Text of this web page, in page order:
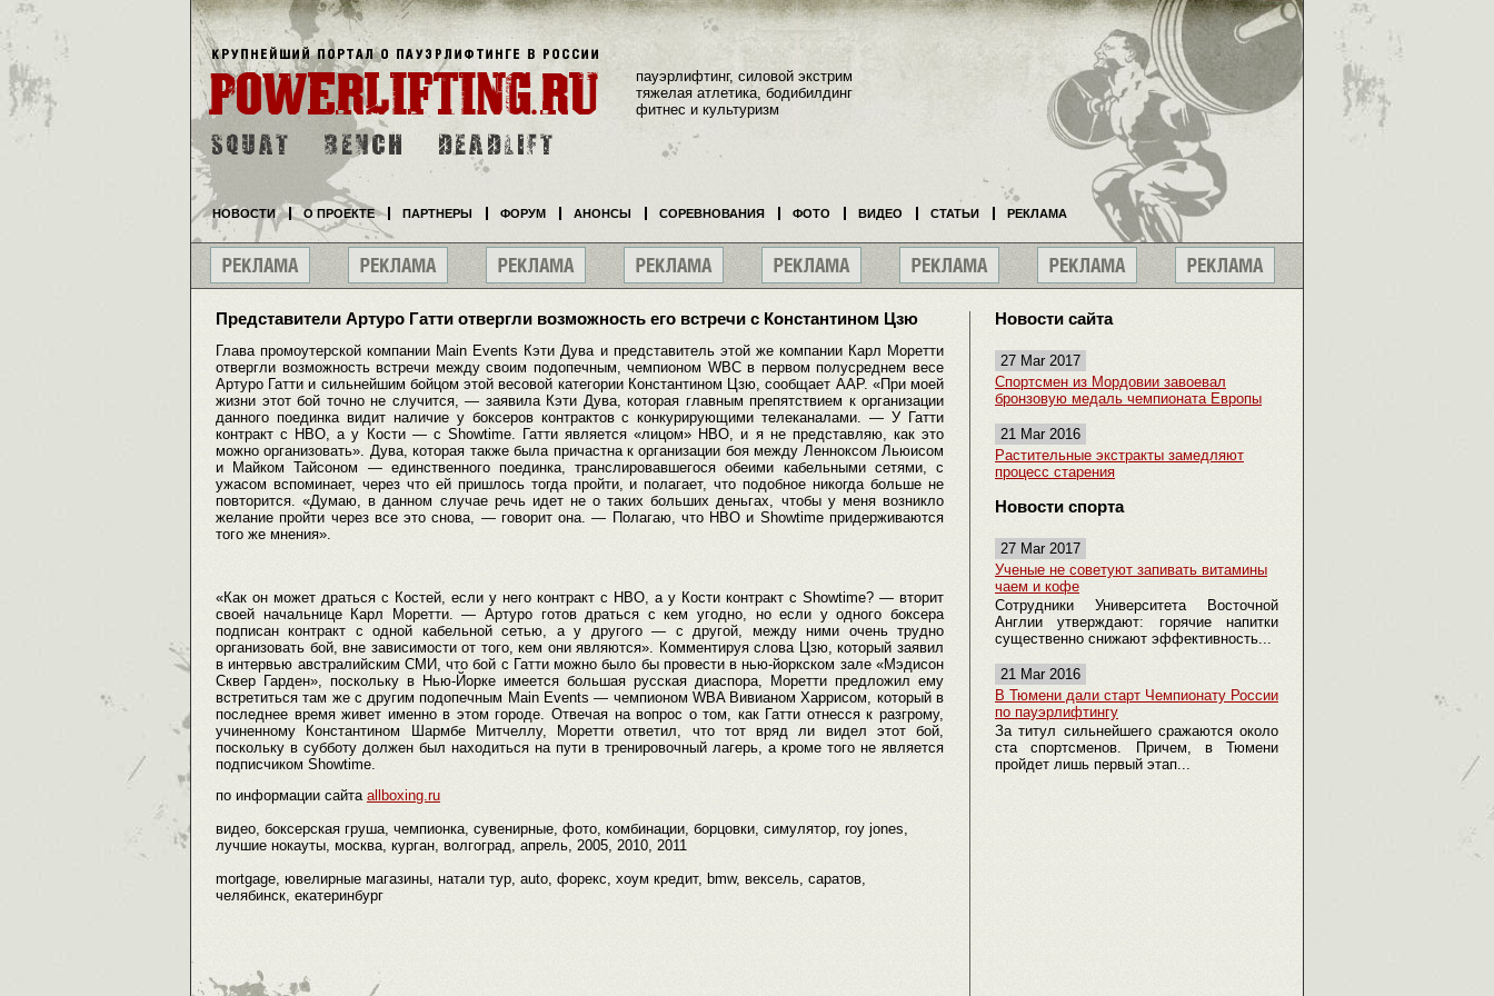
Представители Артуро Гатти отвергли возможность его встречи с Константином Цзю
Глава промоутерской компании Main Events Кэти Дува и представитель этой же компании Карл Моретти
отвергли возможность встречи между своим подопечным, чемпионом WBC в первом полусреднем весе
Артуро Гатти и сильнейшим бойцом этой весовой категории Константином Цзю, сообщает AAP. «При моей
жизни этот бой точно не случится, — заявила Кэти Дува, которая главным препятствием к организации
данного поединка видит наличие у боксеров контрактов с конкурирующими телеканалами. — У Гатти
контракт с HBO, а у Кости — с Showtime. Гатти является «лицом» HBO, и я не представляю, как это
можно организовать». Дува, которая также была причастна к организации боя между Ленноксом Льюисом
и Майком Тайсоном — единственного поединка, транслировавшегося обеими кабельными сетями, с
ужасом вспоминает, через что ей пришлось тогда пройти, и полагает, что подобное никогда больше не
повторится. «Думаю, в данном случае речь идет не о таких больших деньгах, чтобы у меня возникло
желание пройти через все это снова, — говорит она. — Полагаю, что HBO и Showtime придерживаются
того же мнения».
«Как он может драться с Костей, если у него контракт с HBO, а у Кости контракт с Showtime? — вторит
своей начальнице Карл Моретти. — Артуро готов драться с кем угодно, но если у одного боксера
подписан контракт с одной кабельной сетью, а у другого — с другой, между ними очень трудно
организовать бой, вне зависимости от того, кем они являются». Комментируя слова Цзю, который заявил
в интервью австралийским СМИ, что бой с Гатти можно было бы провести в нью-йоркском зале «Мэдисон
Сквер Гарден», поскольку в Нью-Йорке имеется большая русская диаспора, Моретти предложил ему
встретиться там же с другим подопечным Main Events — чемпионом WBA Вивианом Харрисом, который в
последнее время живет именно в этом городе. Отвечая на вопрос о том, как Гатти отнесся к разгрому,
учиненному Константином Шармбе Митчеллу, Моретти ответил, что тот вряд ли видел этот бой,
поскольку в субботу должен был находиться на пути в тренировочный лагерь, а кроме того не является
подписчиком Showtime.
по информации сайта allboxing.ru
видео, боксерская груша, чемпионка, сувенирные, фото, комбинации, борцовки, симулятор, roy jones,
лучшие нокауты, москва, курган, волгоград, апрель, 2005, 2010, 2011
mortgage, ювелирные магазины, натали тур, auto, форекс, хоум кредит, bmw, вексель, саратов,
челябинск, екатеринбург
Новости сайта
27 Mar 2017
Спортсмен из Мордовии завоевал
бронзовую медаль чемпионата Европы
21 Mar 2016
Растительные экстракты замедляют
процесс старения
Новости спорта
27 Mar 2017
Ученые не советуют запивать витамины
чаем и кофе
Сотрудники Университета Восточной
Англии утверждают: горячие напитки
существенно снижают эффективность...
21 Mar 2016
В Тюмени дали старт Чемпионату России
по пауэрлифтингу
За титул сильнейшего сражаются около
ста спортсменов. Причем, в Тюмени
пройдет лишь первый этап...
пауэрлифтинг, силовой экстрим
тяжелая атлетика, бодибилдинг
фитнес и культуризм
НОВОСТИ О ПРОЕКТЕ ПАРТНЕРЫ ФОРУМ АНОНСЫ СОРЕВНОВАНИЯ ФОТО ВИДЕО СТАТЬИ РЕКЛАМА